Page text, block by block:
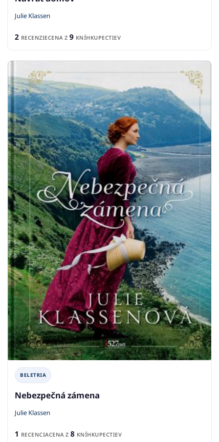
Julie Klassen
2 RECENZIECENA Z 9 KNÍHKUPECTIEV
BELETRIA
Nebezpečná zámena
Julie Klassen
1 RECENCIACENA Z 8 KNÍHKUPECTIEV